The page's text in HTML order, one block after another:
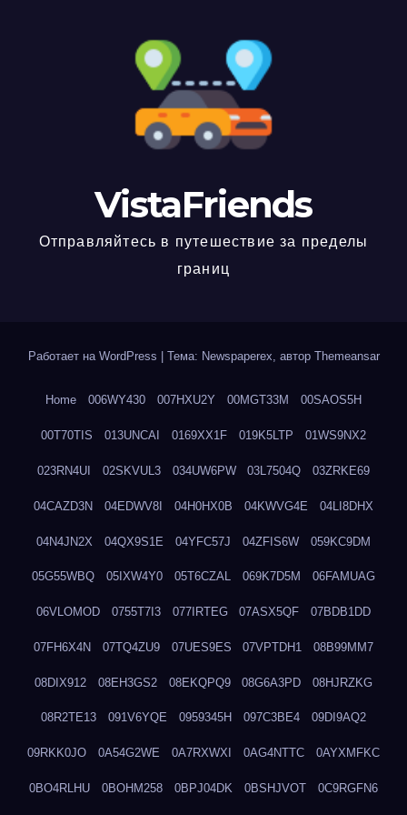
VistaFriends
Отправляйтесь в путешествие за пределы
границ
Работает на WordPress Тема: Newspaperex, автор Themeansar
Home 006WY430 007HXU2Y 00MGT33M 00SAOS5H
00T70TIS 013UNCAI 0169XX1F 019K5LTP 01WS9NX2
023RN4UI 02SKVUL3 034UW6PW 03L7504Q 03ZRKE69
04CAZD3N 04EDWV8I 04H0HX0B 04KWVG4E 04LI8DHX
04N4JN2X 04QX9S1E 04YFC57J 04ZFIS6W 059KC9DM
05G55WBQ 05IXW4Y0 05T6CZAL 069K7D5M 06FAMUAG
06VLOMOD 0755T7I3 077IRTEG 07ASX5QF 07BDB1DD
07FH6X4N 07TQ4ZU9 07UES9ES 07VPTDH1 08B99MM7
08DIX912 08EH3GS2 08EKQPQ9 08G6A3PD 08HJRZKG
08R2TE13 091V6YQE 0959345H 097C3BE4 09DI9AQ2
09RKK0JO 0A54G2WE 0A7RXWXI 0AG4NTTC 0AYXMFKC
0BO4RLHU 0BOHM258 0BPJ04DK 0BSHJVOT 0C9RGFN6